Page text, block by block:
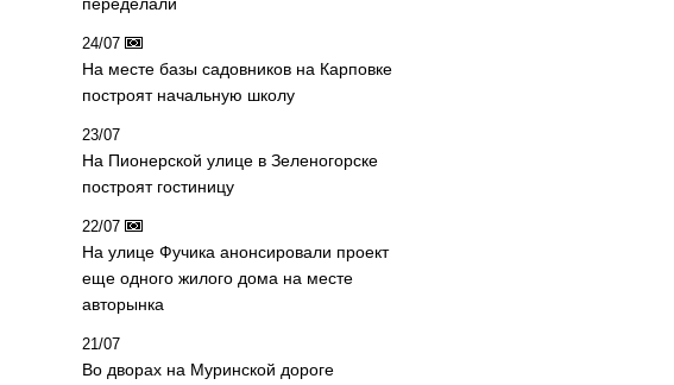
24/07
На месте базы садовников на Карповке
построят начальную школу
23/07
На Пионерской улице в Зеленогорске
построят гостиницу
22/07
На улице Фучика анонсировали проект
еще одного жилого дома на месте
авторынка
21/07
Во дворах на Муринской дороге